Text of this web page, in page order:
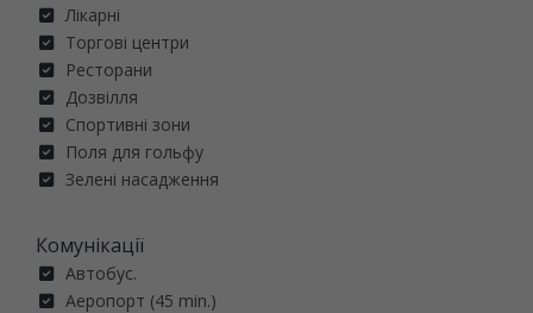
Лікарні
Торгові центри
Ресторани
Дозвілля
Спортивні зони
Поля для гольфу
Зелені насадження
Комунікації
Автобус.
Аеропорт (45 min.)